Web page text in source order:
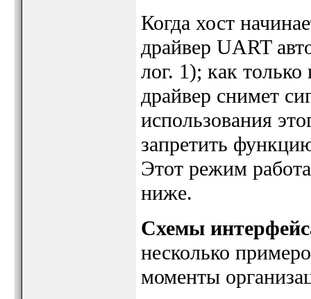
Когда хост
драйвер UART
лог. 1); как
драйвер снимет
использования
запретить
Этот режим
ниже.
Схемы
несколько
моменты